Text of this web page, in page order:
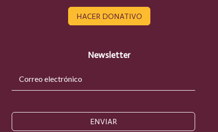
HACER DONATIVO
Newsletter
ENVIAR